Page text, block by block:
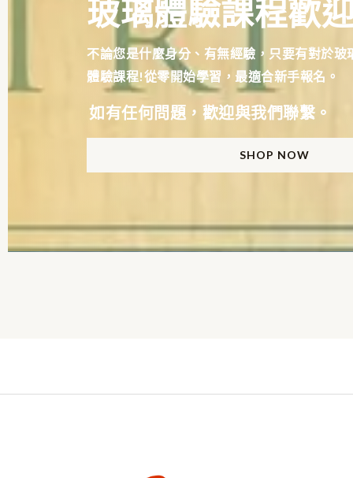
玻璃體驗課程歡
不論您是什麼身分、有無經驗，只要有對於
體驗課程!從零開始學習，最適合新手報名。
如有任何問題，歡迎與我們聯繫。
SHOP NOW